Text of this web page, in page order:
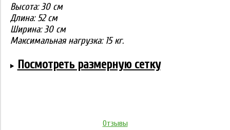
Высота:30 см
Длина:52 см
Ширина: 30см
Максимальная нагрузка: 15 кг.
Посмотреть размерную сетку
Отзывы